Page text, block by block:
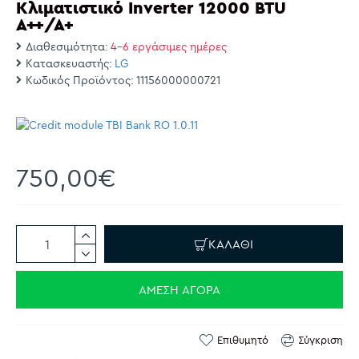
Κλιματιστικό Inverter 12000 BTU
A++/A+
Διαθεσιμότητα: 4-6 εργάσιμες ημέρες
Κατασκευαστής: LG
Κωδικός Προϊόντος: 11156000000721
750,00€
ΚΑΛΆΘΙ
ΆΜΕΣΗ ΑΓΟΡΆ
Επιθυμητό Σύγκριση